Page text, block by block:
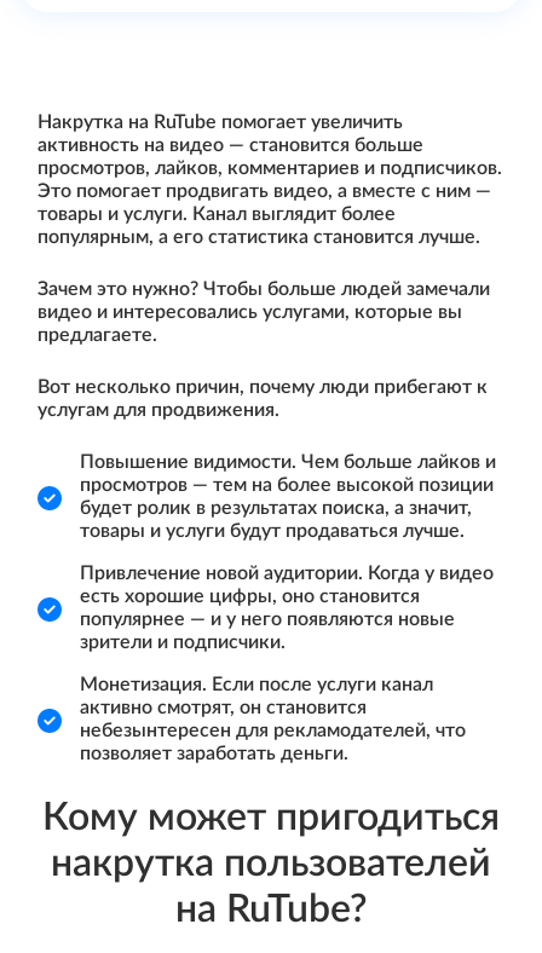
Накрутка на RuTube помогает увеличить
активность на видео — становится больше
просмотров, лайков, комментариев и подписчиков.
Это помогает продвигать видео, а вместе с ним —
товары и услуги. Канал выглядит более
популярным, а его статистика становится лучше.
Зачем это нужно? Чтобы больше людей замечали
видео и интересовались услугами, которые вы
предлагаете.
Вот несколько причин, почему люди прибегают к
услугам для продвижения.
Повышение видимости. Чем больше лайков и
просмотров — тем на более высокой позиции
будет ролик в результатах поиска, а значит,
товары и услуги будут продаваться лучше.
Привлечение новой аудитории. Когда у видео
есть хорошие цифры, оно становится
популярнее — и у него появляются новые
зрители и подписчики.
Монетизация. Если после услуги канал
активно смотрят, он становится
небезынтересен для рекламодателей, что
позволяет заработать деньги.
Кому может пригодиться
накрутка пользователей
на RuTube?